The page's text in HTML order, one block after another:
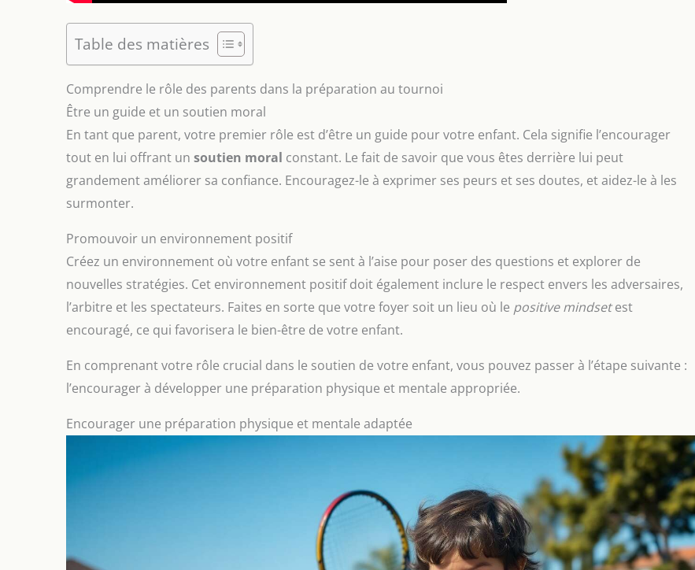
Table des matières
Comprendre le rôle des parents dans la préparation au tournoi
Être un guide et un soutien moral
En tant que parent, votre premier rôle est d’être un guide pour votre enfant. Cela signifie l’encourager
tout en lui offrant un soutien moral constant. Le fait de savoir que vous êtes derrière lui peut
grandement améliorer sa confiance. Encouragez-le à exprimer ses peurs et ses doutes, et aidez-le à les
surmonter.
Promouvoir un environnement positif
Créez un environnement où votre enfant se sent à l’aise pour poser des questions et explorer de
nouvelles stratégies. Cet environnement positif doit également inclure le respect envers les adversaires,
l’arbitre et les spectateurs. Faites en sorte que votre foyer soit un lieu où le positive mindsetest
encouragé, ce qui favorisera le bien-être de votre enfant.
En comprenant votre rôle crucial dans le soutien de votre enfant, vous pouvez passer à l’étape suivante :
l’encourager à développer une préparation physique et mentale appropriée.
Encourager une préparation physique et mentale adaptée